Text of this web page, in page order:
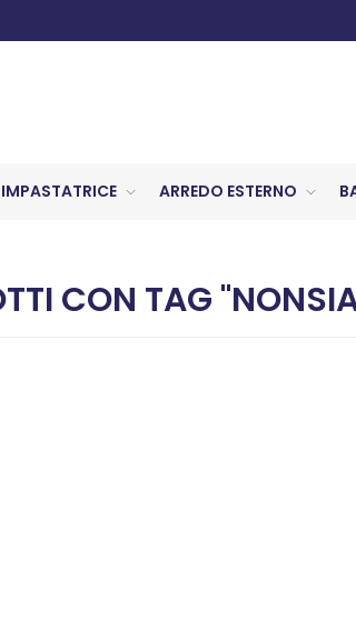
IMPASTATRICE ARREDO ESTERNO
CON TAG